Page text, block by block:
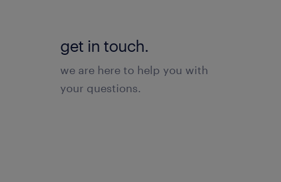
get in touch.
we are here to help you with
your questions.